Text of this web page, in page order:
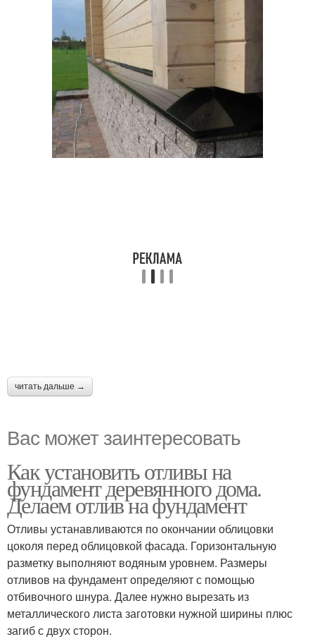
читать дальше →
Вас может заинтересовать
Как установить отливы на
фундамент деревянного дома.
Делаем отлив на фундамент
Отливы устанавливаются по окончании облицовки
цоколя перед облицовкой фасада. Горизонтальную
разметку выполняют водяным уровнем. Размеры
отливов на фундамент определяют с помощью
отбивочного шнура. Далее нужно вырезать из
металлического листа заготовки нужной ширины плюс
загиб с двух сторон.